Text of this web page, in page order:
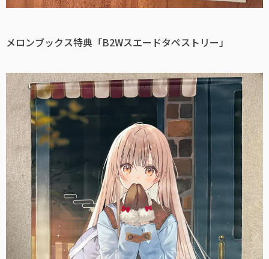
メロンブックス特典「B2Wスエードタペストリー」